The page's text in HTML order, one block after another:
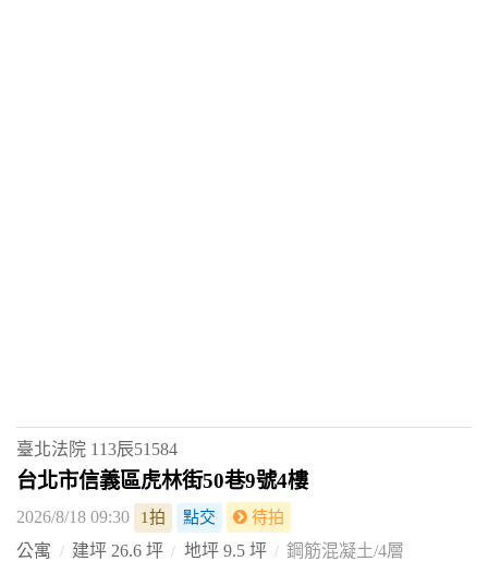
臺北法院 113辰51584
台北市信義區虎林街50巷9號4樓
2026/8/18 09:30 1拍 點交 待拍
公寓 建坪 26.6 坪 地坪 9.5 坪 鋼筋混凝土/4層